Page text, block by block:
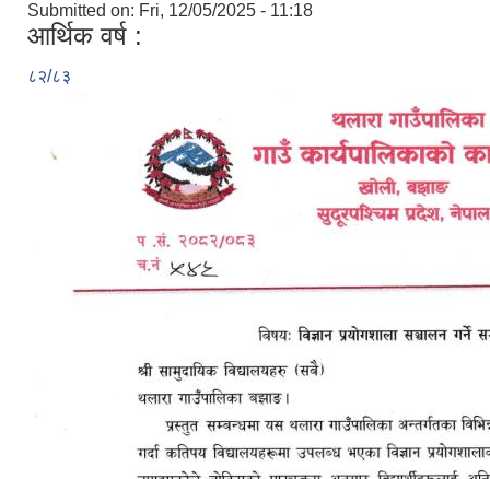
Submitted on: Fri, 12/05/2025 - 11:18
आर्थिक वर्ष :
८२/८३